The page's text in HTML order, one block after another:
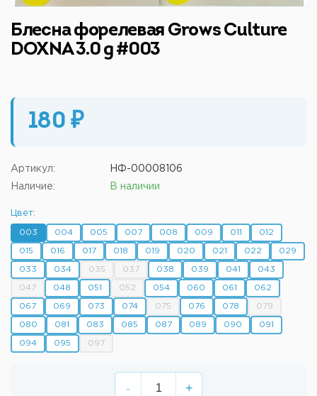
Блесна форелевая Grows Culture
DOXNA 3.0 g #003
180 ₽
Артикул: НФ-00008106
Наличие: В наличии
Цвет:
003 004 005 007 008 009 011 012
015 016 017 018 019 020 021 022 029
033 034 035 037 038 039 041 043
047 048 051 052 054 060 061 062
067 069 073 074 075 076 078 079
080 081 083 085 087 089 090 091
094 095 097
- +